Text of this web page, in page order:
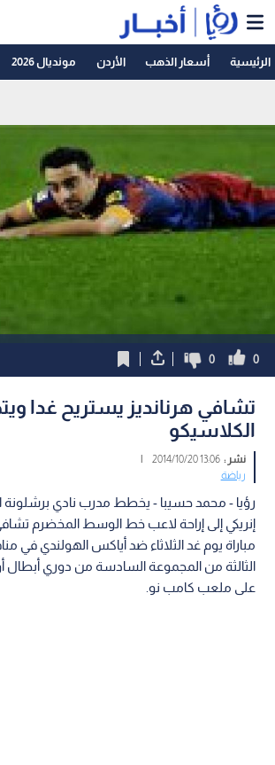
الرئيسية أسعار الذهب الأردن مونديال 2026
0
0
تشافي هرنانديز يستريح غدا
الكلاسيكو
نشر :13:06 2014/10/20
|
رياضة
رؤيا - محمد حسيبا - يخطط مدرب نادي برشلونة
إنريكي إلى إراحة لاعب خط الوسط المخضرم
مباراة يوم غد الثلاثاء ضد أياكس الهولندي في
الثالثة من المجموعة السادسة من دوري أبطال
على ملعب كامب نو.